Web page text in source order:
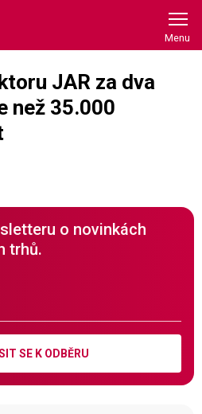
JAR za dva
než 35.000
o novinkách
trhů.
SE K ODBĚRU